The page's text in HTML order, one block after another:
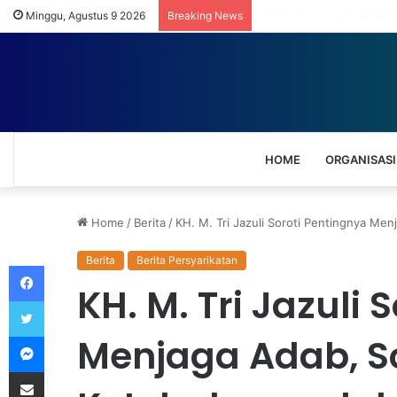
Minggu, Agustus 9 2026 Breaking News
HOME ORGANISASI
Home / Berita / KH. M. Tri Jazuli Soroti Pentingnya
Berita Berita Persyarikatan
KH. M. Tri Jazuli
Menjaga Adab,
Facebook